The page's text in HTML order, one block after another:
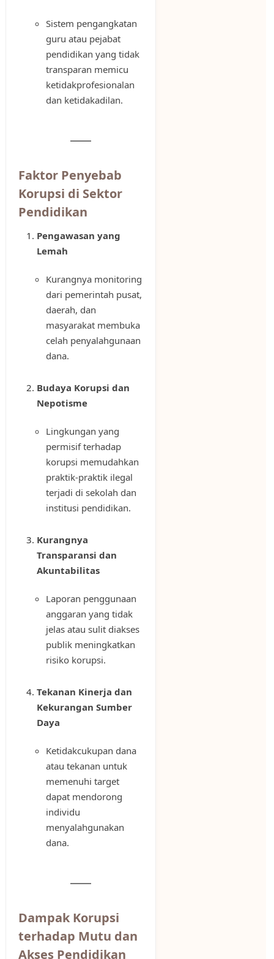
Sistem pengangkatan
guru atau pejabat
pendidikan yang tidak
transparan memicu
ketidakprofesionalan
dan ketidakadilan.
Faktor Penyebab
Korupsi di Sektor
Pendidikan
Pengawasan yang
Lemah
Kurangnya monitoring
dari pemerintah pusat,
daerah, dan
masyarakat membuka
celah penyalahgunaan
dana.
Budaya Korupsi dan
Nepotisme
Lingkungan yang
permisif terhadap
korupsi memudahkan
praktik-praktik ilegal
terjadi di sekolah dan
institusi pendidikan.
Kurangnya
Transparansi dan
Akuntabilitas
Laporan penggunaan
anggaran yang tidak
jelas atau sulit diakses
publik meningkatkan
risiko korupsi.
Tekanan Kinerja dan
Kekurangan Sumber
Daya
Ketidakcukupan dana
atau tekanan untuk
memenuhi target
dapat mendorong
individu
menyalahgunakan
dana.
Dampak Korupsi
terhadap Mutu dan
Akses Pendidikan